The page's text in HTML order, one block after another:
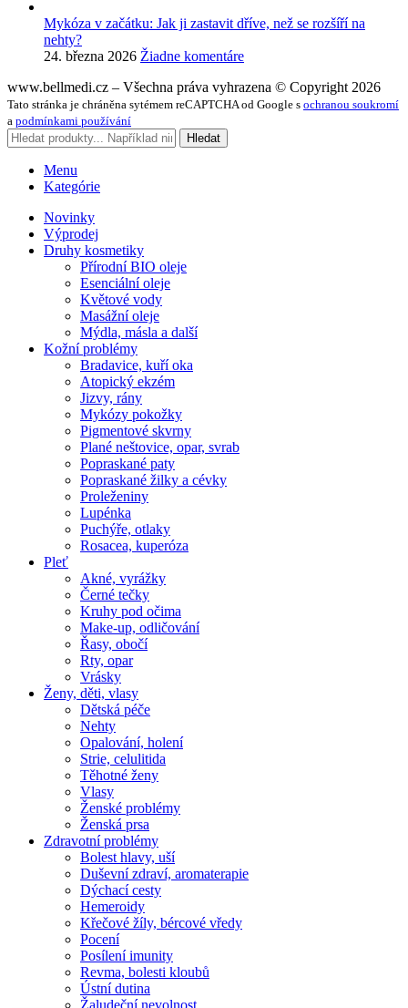
Mykóza v začátku: Jak ji zastavit dříve, než se rozšíří na
nehty?
24. března 2026 Žiadne komentáre
www.bellmedi.cz – Všechna práva vyhrazena © Copyright 2026
Tato stránka je chráněna sytémem reCAPTCHA od Google s ochranou soukromí
a podmínkami používání
Hledat
Menu
Kategórie
Novinky
Výprodej
Druhy kosmetiky
Přírodní BIO oleje
Esenciální oleje
Květové vody
Masážní oleje
Mýdla, másla a další
Kožní problémy
Bradavice, kuří oka
Atopický ekzém
Jizvy, rány
Mykózy pokožky
Pigmentové skvrny
Plané neštovice, opar, svrab
Popraskané paty
Popraskané žilky a cévky
Proleženiny
Lupénka
Puchýře, otlaky
Rosacea, kuperóza
Pleť
Akné, vyrážky
Černé tečky
Kruhy pod očima
Make-up, odličování
Řasy, obočí
Rty, opar
Vrásky
Ženy, děti, vlasy
Dětská péče
Nehty
Opalování, holení
Strie, celulitida
Těhotné ženy
Vlasy
Ženské problémy
Ženská prsa
Zdravotní problémy
Bolest hlavy, uší
Duševní zdraví, aromaterapie
Dýchací cesty
Hemeroidy
Křečové žíly, bércové vředy
Pocení
Posílení imunity
Revma, bolesti kloubů
Ústní dutina